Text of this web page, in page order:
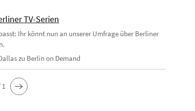
TV-Serien
Ihr könnt nun an unserer Umfrage über Berliner
zu Berlin on Demand
1